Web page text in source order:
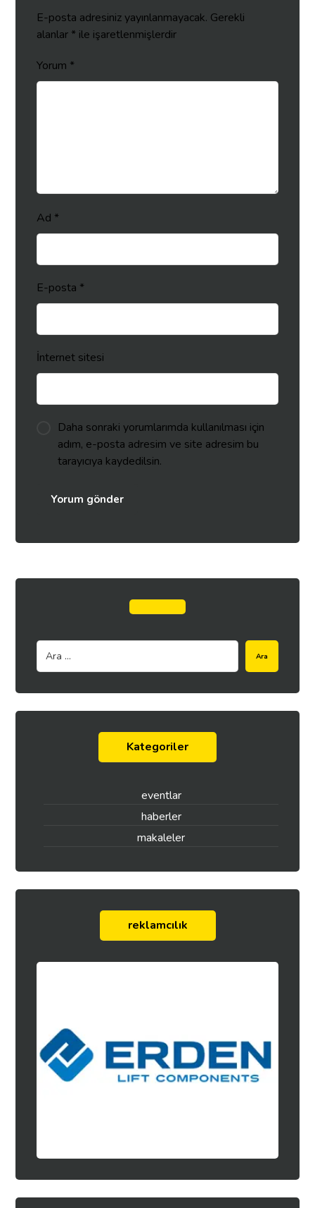
E-posta adresiniz yayınlanmayacak. Gerekli
alanlar * ile işaretlenmişlerdir
Yorum *
Ad *
E-posta *
İnternet sitesi
Daha sonraki yorumlarımda kullanılması için
adım, e-posta adresim ve site adresim bu
tarayıcıya kaydedilsin.
Yorum gönder
Ara
Kategoriler
eventlar
haberler
makaleler
reklamcılık